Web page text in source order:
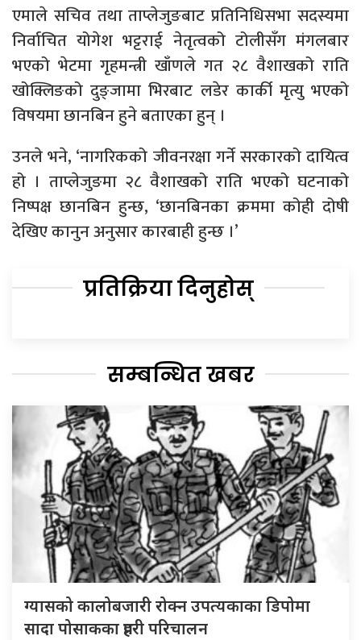
एमाले सचिव तथा ताप्लेजुङबाट प्रतिनिधिसभा सदस्यमा
निर्वाचित योगेश भट्टराई नेतृत्वको टोलीसँग मंगलबार
भएको भेटमा गृहमन्त्री खाँणले गत २८ वैशाखको राति
खोक्लिङको दुङ्जामा भिरबाट लडेर कार्की मृत्यु भएको
विषयमा छानबिन हुने बताएका हुन् ।
उनले भने, ‘नागरिकको जीवनरक्षा गर्ने सरकारको दायित्व
हो । ताप्लेजुङमा २८ वैशाखको राति भएको घटनाको
निष्पक्ष छानबिन हुन्छ, ‘छानबिनका क्रममा कोही दोषी
देखिए कानुन अनुसार कारबाही हुन्छ ।’
प्रतिक्रिया दिनुहोस्
सम्बन्धित खबर
ग्यासको कालोबजारी रोक्न उपत्यकाका डिपोमा
सादा पोसाकका प्रहरी परिचालन